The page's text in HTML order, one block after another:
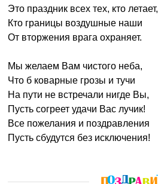
Это праздник всех тех, кто летает,
Кто границы воздушные наши
От вторжения врага охраняет.
Мы желаем Вам чистого неба,
Что б коварные грозы и тучи
На пути не встречали нигде Вы,
Пусть согреет удачи Вас лучик!
Все пожелания и поздравления
Пусть сбудутся без исключения!